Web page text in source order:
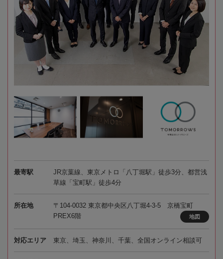
最寄駅
JR京葉線、東京メトロ「八丁堀駅」徒歩3分、都営浅
草線「宝町駅」徒歩4分
所在地
〒104-0032 東京都中央区八丁堀4-3-5 京橋宝町
PREX6階
地図
対応エリア 東京、埼玉、神奈川、千葉、全国オンライン相談可